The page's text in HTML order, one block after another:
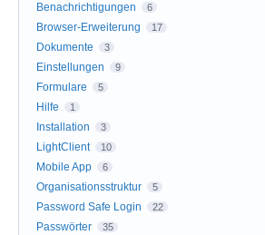
Benachrichtigungen 6
Browser-Erweiterung 17
Dokumente 3
Einstellungen 9
Formulare 5
Hilfe 1
Installation 3
LightClient 10
Mobile App 6
Organisationsstruktur 5
Password Safe Login 22
Passwörter 35